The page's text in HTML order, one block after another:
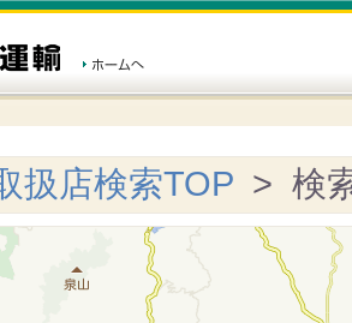
扱店検索TOP > 検